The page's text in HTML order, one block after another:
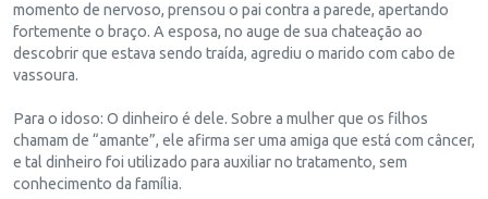
momento de nervoso, prensou o pai contra a parede, apertando
fortemente o braço. A esposa, no auge de sua chateação ao
descobrir que estava sendo traída, agrediu o marido com cabo de
vassoura.
Para o idoso: O dinheiro é dele. Sobre a mulher que os filhos
chamam de “amante”, ele afirma ser uma amiga que está com câncer,
e tal dinheiro foi utilizado para auxiliar no tratamento, sem
conhecimento da família.